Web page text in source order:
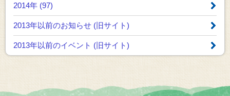
2014年 (97)
2013年以前のお知らせ (旧サイト)
2013年以前のイベント (旧サイト)